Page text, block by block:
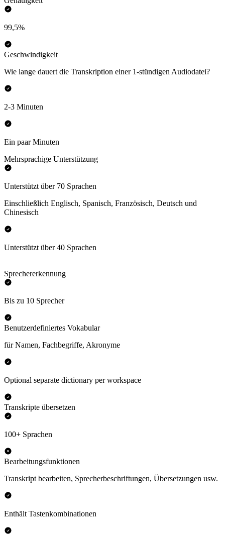
99,5%
Geschwindigkeit
Wie lange dauert die Transkription einer 1-stündigen Audiodatei?
2-3 Minuten
Ein paar Minuten
Mehrsprachige Unterstützung
Unterstützt über 70 Sprachen
Einschließlich Englisch, Spanisch, Französisch, Deutsch und
Chinesisch
Unterstützt über 40 Sprachen
Sprechererkennung
Bis zu 10 Sprecher
Benutzerdefiniertes Vokabular
für Namen, Fachbegriffe, Akronyme
Optional separate dictionary per workspace
Transkripte übersetzen
100+ Sprachen
Bearbeitungsfunktionen
Transkript bearbeiten, Sprecherbeschriftungen, Übersetzungen usw.
Enthält Tastenkombinationen